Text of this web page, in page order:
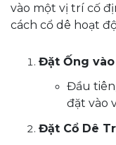
vào một vị trí cố
cách cổ dê hoạt
Đặt Ống
Đầu
đặt vào
Đặt Cổ Dê